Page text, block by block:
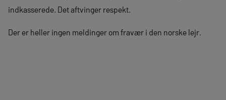
indkasserede. Det aftvinger respekt.
Der er heller ingen meldinger om fravær i den norske lejr.